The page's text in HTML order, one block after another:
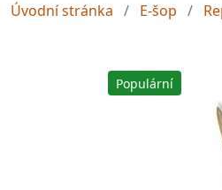
Úvodní stránka E-šop
Populární